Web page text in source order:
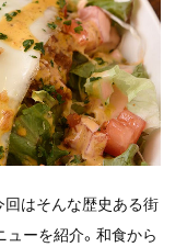
回はそんな歴史ある街
ーを紹介。和食から